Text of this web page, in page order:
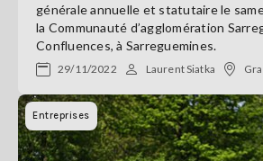
générale annuelle et statutaire le
la Communauté d’agglomération
Confluences, à Sarreguemines.
29/11/2022 Laurent Siatka
Entreprises